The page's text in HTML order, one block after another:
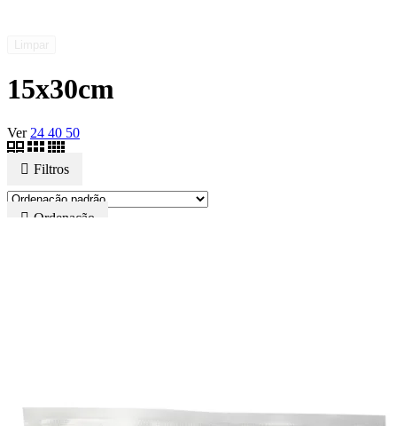
15x30cm
Ver 24 40 50
Filtros
Ordenação